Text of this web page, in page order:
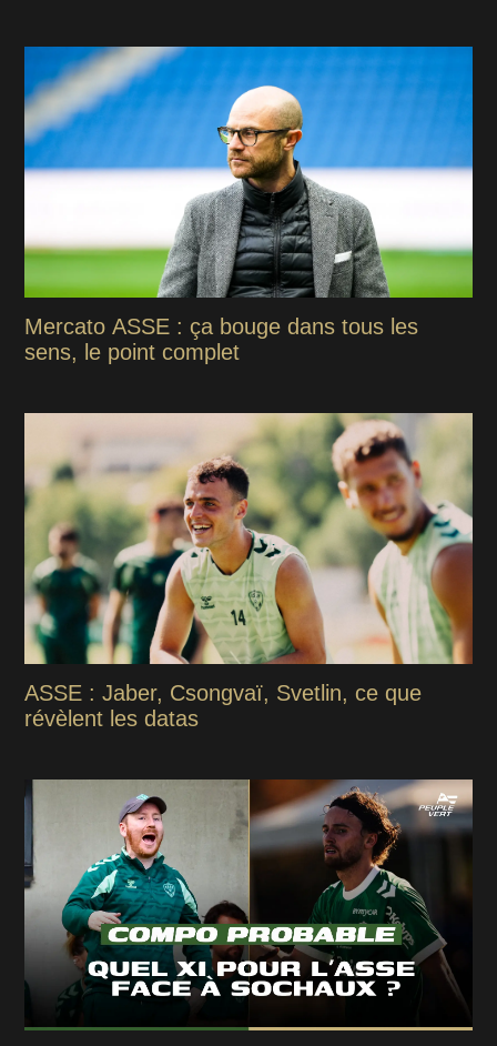
Mercato ASSE : ça bouge dans tous les
sens, le point complet
ASSE : Jaber, Csongvaï, Svetlin, ce que
révèlent les datas